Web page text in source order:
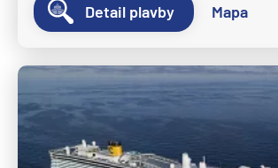
Detail plavby Mapa